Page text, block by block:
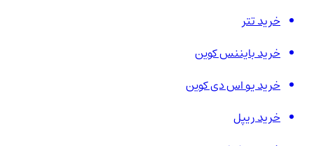
خرید تتر
خرید بایننس کوین
خرید یو اس دی کوین
خرید ریپل